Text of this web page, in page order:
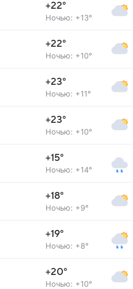
+22°
Ночью: +13°
+22°
Ночью: +10°
+23°
Ночью: +11°
+23°
Ночью: +10°
+15°
Ночью: +14°
+18°
Ночью: +9°
+19°
Ночью: +8°
+20°
Ночью: +10°